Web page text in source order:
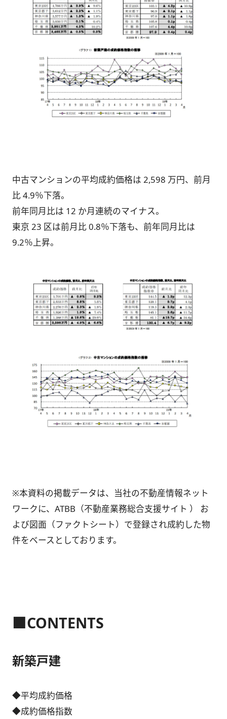
中古マンションの平均成約価格は 2,598 万円、前月
比 4.9％下落。
前年同月比は 12 か月連続のマイナス。
東京 23 区は前月比 0.8％下落も、前年同月比は
9.2％上昇。
※本資料の掲載データは、当社の不動産情報ネット
ワークに、ATBB（不動産業務総合支援サイト ） お
よび図面（ファクトシート）で登録され成約した物
件をベースとしております。
■CONTENTS
新築戸建
◆平均成約価格
◆成約価格指数